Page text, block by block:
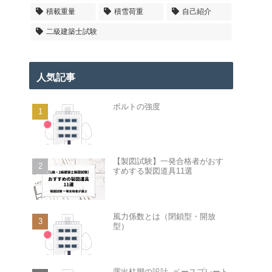
積載重量 積雪荷重 自己紹介
二級建築士試験
人気記事
ボルトの強度
【製図試験】一発合格者がおす
すめする製図道具11選
風力係数とは（閉鎖型・開放
型）